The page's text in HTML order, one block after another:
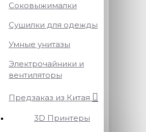
Соковыжималки
Сушилки для одежды
Умные унитазы
Электрочайники и
вентиляторы
Предзаказ из Китая
3D Принтеры